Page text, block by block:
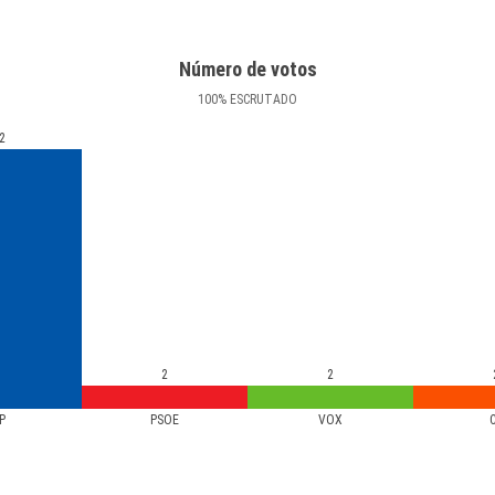
Número de votos
100% ESCRUTADO
PSOE VOX
2 2